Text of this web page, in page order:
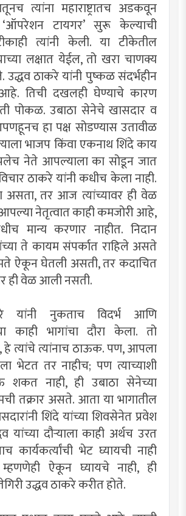
त्यांना महाराष्ट्रातच अडकवून
‘ऑपरेशन टायगर’ सुरू केल्याची
त्यांनी केली. या टीकेतील
लक्षात येईल, तो खरा चाणक्य
उद्धव ठाकरे यांनी पुष्कळ संदर्भहीन
तिची दखलही घेण्याचे कारण
पोकळ. उबाठा सेनेचे खासदार व
हा पक्ष सोडण्यास उतावीळ
भाजप किंवा एकनाथ शिंदे काय
नेते आपल्याला का सोडून जात
ठाकरे यांनी कधीच केला नाही.
असता, तर आज त्यांच्यावर ही वेळ
नेतृत्वात काही कमजोरी आहे,
मान्य करणार नाहीत. निदान
ते कायम संपर्कात राहिले असते
ऐकून घेतली असती, तर कदाचित
ही वेळ आली नसती.
यांनी नुकताच विदर्भ आणि
काही भागांचा दौरा केला. तो
त्यांचे त्यांनाच ठाऊक. पण, आपला
भेटत तर नाहीच; पण त्याच्याशी
शकत नाही, ही उबाठा सेनेच्या
तक्रार असते. आता या भागातील
शिंदे यांच्या शिवसेनेत प्रवेश
यांच्या दौर्‍याला काही अर्थच उरत
कार्यकर्त्यांची भेट घ्यायची नाही
ऐकून घ्यायचे नाही, ही
उद्धव ठाकरे करीत होते.